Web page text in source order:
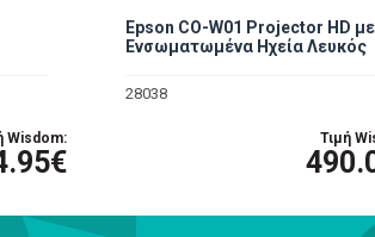
Wisdom:
Epson CO-W01 Projector HD με
Ενσωματωμένα Ηχεία Λευκός
28038
Τιμή